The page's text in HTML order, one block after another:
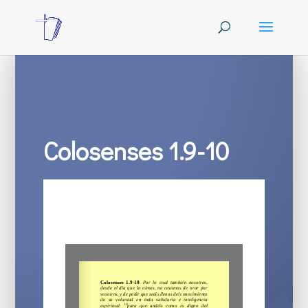
Colosenses 1.9-10